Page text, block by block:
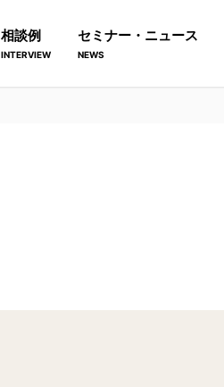
相談例
INTERVIEW
セミナー・ニュース
NEWS